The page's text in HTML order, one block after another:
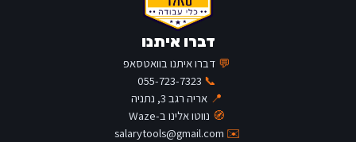
דברו איתנו
💬 דברו איתנו בוואטסאפ
📞
055-723-7323
📍 אריה רגב 3, נתניה
🧭 נווטו אלינו ב-Waze
✉️
salarytools@gmail.com